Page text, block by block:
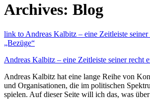
Archives: Blog
link to Andreas Kalbitz – eine Zeitleiste seiner
„Bezüge“
Andreas Kalbitz – eine Zeitleiste seiner recht
Andreas Kalbitz hat eine lange Reihe von
und Organisationen, die im politischen
spielen. Auf dieser Seite will ich das, was